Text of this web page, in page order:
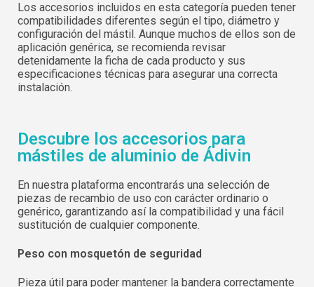
Inicia sesión
Contraseña:
Recordar contraseña: Sí No
Acceder
Selecciona tu idioma
Español
English
Português
Français
Deutsch
Italiano
Sverige
Denmark
Slovenčina (Slovak)
Los accesorios incluidos en esta categoría pueden tener
compatibilidades diferentes según el tipo, diámetro y
configuración del mástil. Aunque muchos de ellos son de
aplicación genérica, se recomienda revisar
detenidamente la ficha de cada producto y sus
especificaciones técnicas para asegurar una correcta
instalación.
Descubre los accesorios para
mástiles de aluminio de Ádivin
En nuestra plataforma encontrarás una selección de
piezas de recambio de uso con carácter ordinario o
genérico, garantizando así la compatibilidad y una fácil
sustitución de cualquier componente.
Peso con mosquetón de seguridad
Pieza útil para poder mantener la bandera correctamente
Espere, por favor